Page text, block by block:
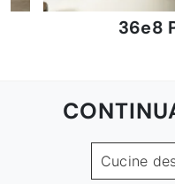
36e8
Cucine